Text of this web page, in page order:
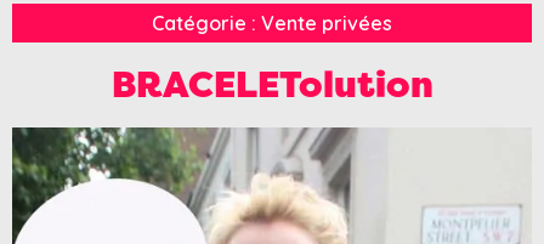
Catégorie : Vente privées
BRACELETolution